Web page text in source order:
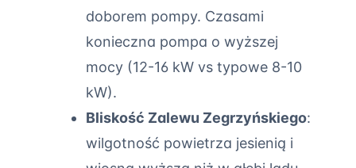
doborem pompy. Czasami
konieczna pompa o wyższej
mocy (12-16 kW vs typowe 8-10
kW).
Bliskość Zalewu Zegrzyńskiego:
wilgotność powietrza jesienią i